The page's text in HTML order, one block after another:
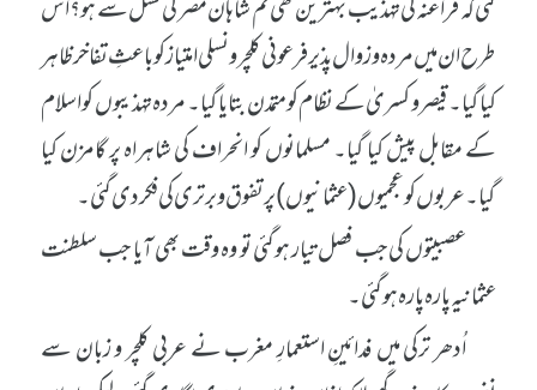
گئی کہ فراعنہ کی تہذیب بہترین تھی تم شاہان مصر کی نسل سے ہو؟ اس
طرح ان میں مردہ و زوال پذیر فرعونی کلچر و نسلی امتیاز کو باعثِ تفاخر ظاہر
کیا گیا۔ قیصر و کسریٰ کے نظام کو متمدن بتایا گیا۔ مردہ تہذیبوں کو اسلام
کے مقابل پیش کیا گیا۔ مسلمانوں کو انحراف کی شاہراہ پر گامزن کیا
گیا۔ عربوں کو عجمیوں (عثمانیوں) پر تفوق و برتری کی فکر دی گئی۔
عصبیتوں کی جب فصل تیار ہوگئی تو وہ وقت بھی آیا جب سلطنت
عثمانیہ پارہ پارہ ہوگئی۔
اُدھر ترکی میں فدائینِ استعمارِ مغرب نے عربی کلچر و زبان سے